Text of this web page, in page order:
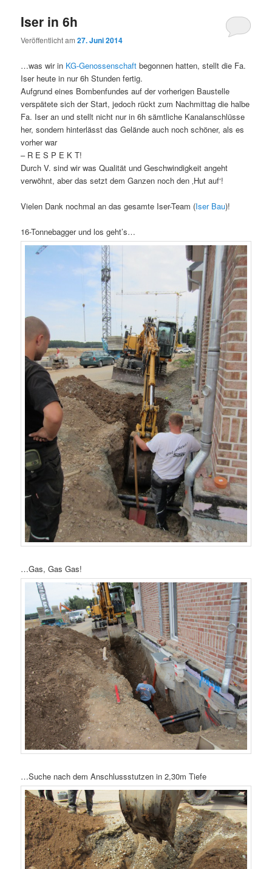
Iser in 6h
Veröffentlicht am27. Juni 2014
…was wir in KG-Genossenschaft begonnen hatten, stellt die Fa.
Iser heute in nur 6h Stunden fertig.
Aufgrund eines Bombenfundes auf der vorherigen Baustelle
verspätete sich der Start, jedoch rückt zum Nachmittag die halbe
Fa. Iser an und stellt nicht nur in 6h sämtliche Kanalanschlüsse
her, sondern hinterlässt das Gelände auch noch schöner, als es
vorher war
– R E S P E K T!
Durch V. sind wir was Qualität und Geschwindigkeit angeht
verwöhnt, aber das setzt dem Ganzen noch den ‚Hut auf‘!
Vielen Dank nochmal an das gesamte Iser-Team (Iser Bau)!
16-Tonnebagger und los geht’s…
…Gas, Gas Gas!
…Suche nach dem Anschlussstutzen in 2,30m Tiefe